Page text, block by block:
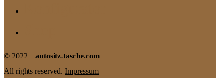
© 2022 – autositz-tasche.com
All rights reserved. Impressum